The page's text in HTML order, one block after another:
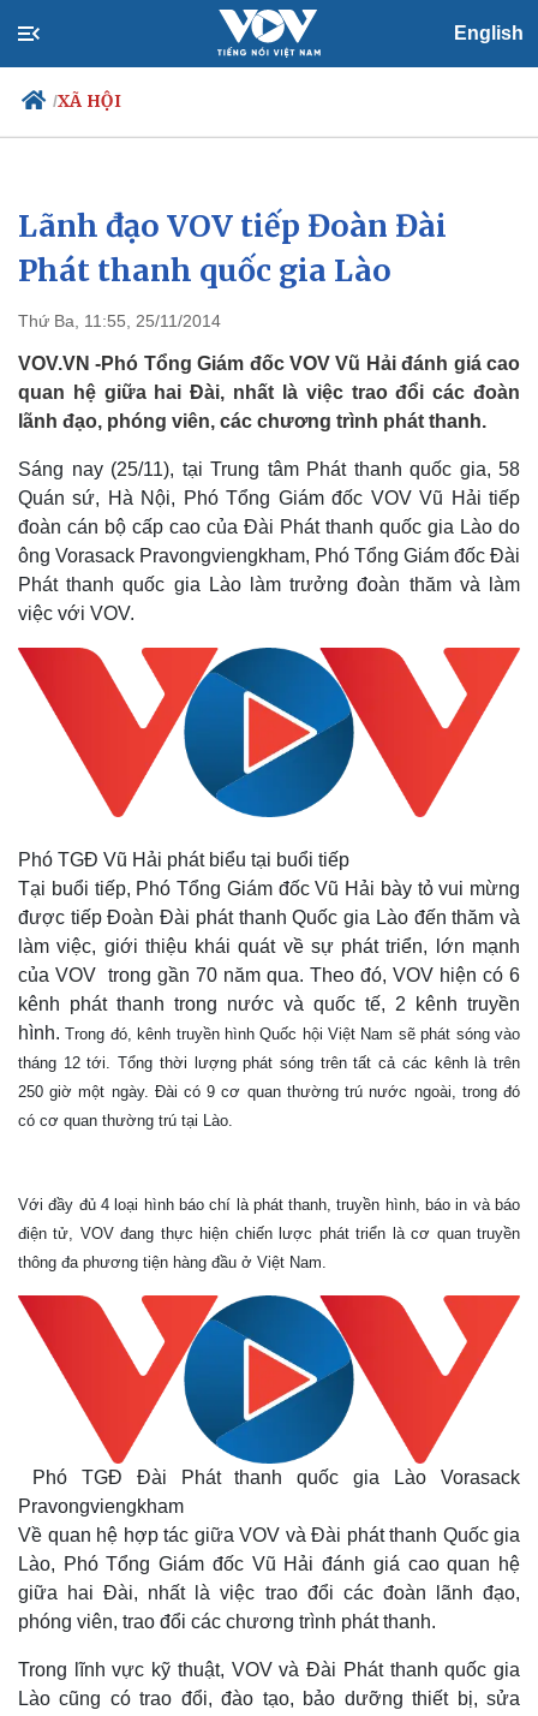
English
/XÃ HỘI
Chính trị
Đảng
Tổ chức nhân sự
Nhận diện sự thật
Xã hội
Tin 24h
Dự báo thời tiết
Việc làm
Biển đảo
Lãnh đạo VOV tiếp Đoàn Đài
Phát thanh quốc gia Lào
Thứ Ba, 11:55, 25/11/2014
VOV.VN -Phó Tổng Giám đốc VOV Vũ Hải đánh giá cao
quan hệ giữa hai Đài, nhất là việc trao đổi các đoàn
lãnh đạo, phóng viên, các chương trình phát thanh.
Sáng nay (25/11), tại Trung tâm Phát thanh quốc gia, 58
Quán sứ, Hà Nội, Phó Tổng Giám đốc VOV Vũ Hải tiếp
đoàn cán bộ cấp cao của Đài Phát thanh quốc gia Lào do
ông Vorasack Pravongviengkham, Phó Tổng Giám đốc Đài
Phát thanh quốc gia Lào làm trưởng đoàn thăm và làm
việc với VOV.
Phó TGĐ Vũ Hải phát biểu tại buổi tiếp
Tại buổi tiếp, Phó Tổng Giám đốc Vũ Hải bày tỏ vui mừng
được tiếp Đoàn Đài phát thanh Quốc gia Lào đến thăm và
làm việc, giới thiệu khái quát về sự phát triển, lớn mạnh
của VOV trong gần 70 năm qua. Theo đó, VOV hiện có 6
kênh phát thanh trong nước và quốc tế, 2 kênh truyền
hình.Trong đó, kênh truyền hình Quốc hội Việt Nam sẽ phát sóng vào
tháng 12 tới. Tổng thời lượng phát sóng trên tất cả các kênh là trên
250 giờ một ngày. Đài có 9 cơ quan thường trú nước ngoài, trong đó
có cơ quan thường trú tại Lào.
Với đầy đủ 4 loại hình báo chí là phát thanh, truyền hình, báo in và báo
điện tử, VOV đang thực hiện chiến lược phát triển là cơ quan truyền
thông đa phương tiện hàng đầu ở Việt Nam.
Phó TGĐ Đài Phát thanh quốc gia Lào Vorasack
Pravongviengkham
Về quan hệ hợp tác giữa VOV và Đài phát thanh Quốc gia
Lào, Phó Tổng Giám đốc Vũ Hải đánh giá cao quan hệ
giữa hai Đài, nhất là việc trao đổi các đoàn lãnh đạo,
phóng viên, trao đổi các chương trình phát thanh.
Trong lĩnh vực kỹ thuật, VOV và Đài Phát thanh quốc gia
Lào cũng có trao đổi, đào tạo, bảo dưỡng thiết bị, sửa